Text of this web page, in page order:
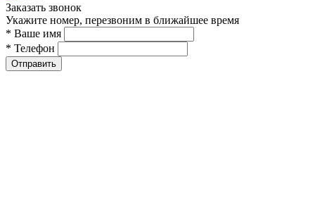
Заказать звонок
Укажите номер, перезвоним в ближайшее время
* Ваше имя
* Телефон
Отправить